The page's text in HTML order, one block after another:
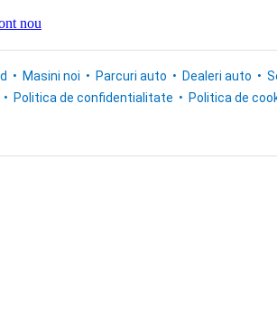
nou
Masini noi Parcuri auto Dealeri auto
Politica de confidentialitate Politica de